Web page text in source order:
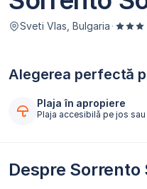
Sveti Vlas, Bulgaria ·
Alegerea perfectă
Plaja în apropiere
Plaja accesibilă pe jos
Despre Sorrento